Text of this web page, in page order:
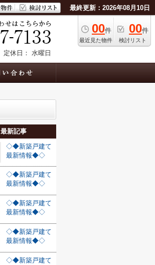
最終更新：2026年08月10日
00件
最近見た物件
00件
検討リスト
定休日： 水曜日
最新記事
◇◆新築戸建て
最新情報◆◇
◇◆新築戸建て
最新情報◆◇
◇◆新築戸建て
最新情報◆◇
◇◆新築戸建て
最新情報◆◇
◇◆新築戸建て